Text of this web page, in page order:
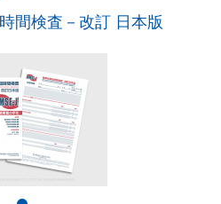
間検査－改訂 日本版